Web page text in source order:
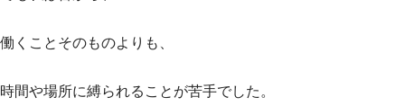
働くことそのものよりも、
時間や場所に縛られることが苦手でした。